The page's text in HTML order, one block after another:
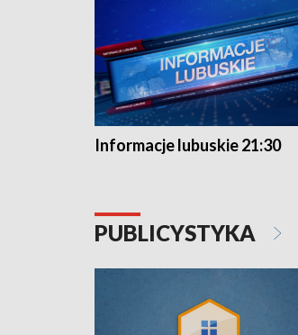
Informacje lubuskie 21:30
PUBLICYSTYKA